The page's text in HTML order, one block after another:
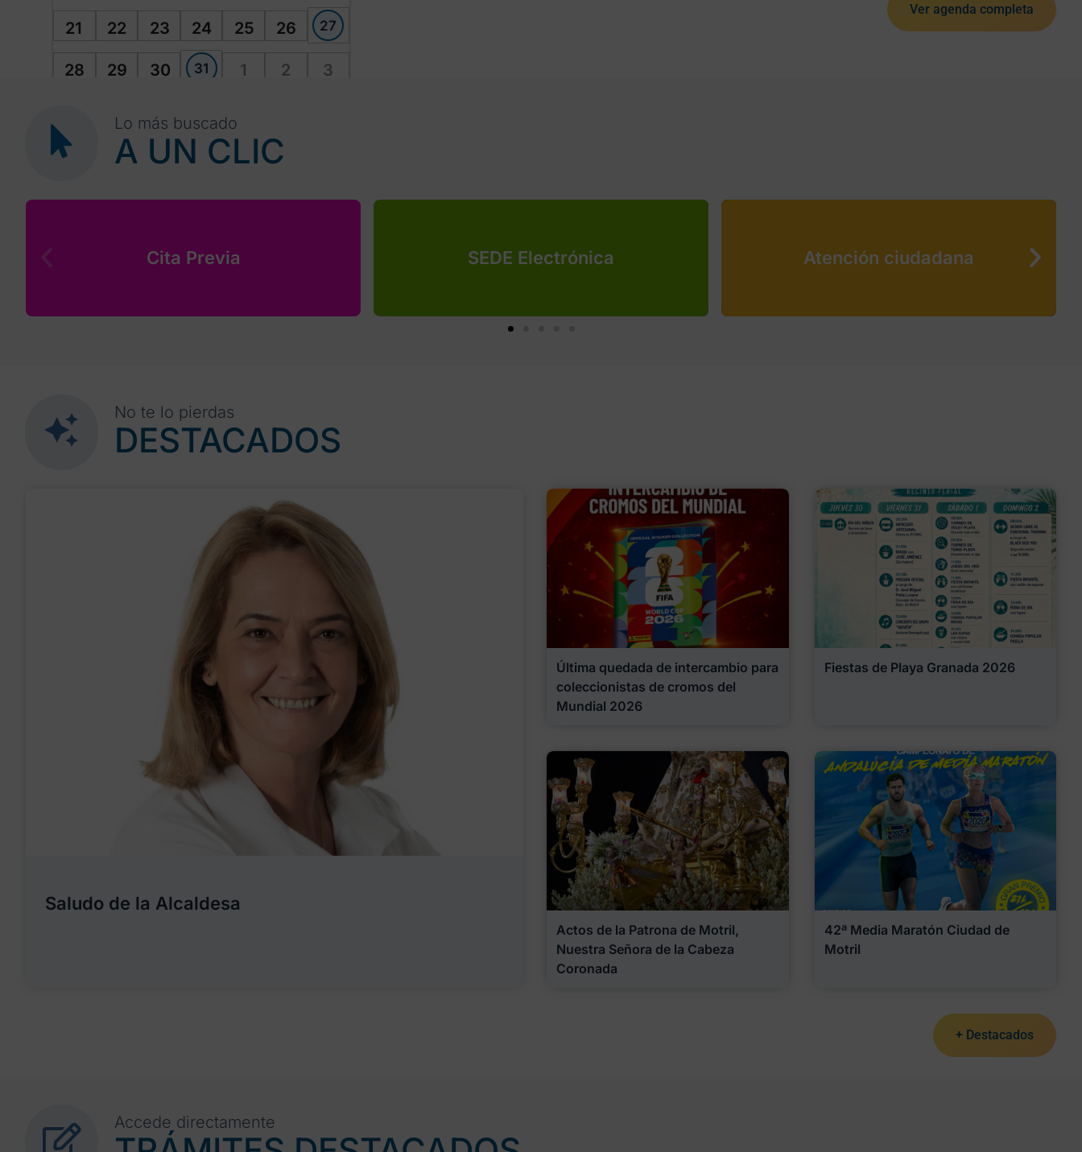
21 22 23 24 25 26 27
28 29 30 31 1 2 3
Ver agenda completa
Lo más buscado
A UN CLIC
Cita Previa SEDE Electrónica Atención ciudadana
No te lo pierdas
DESTACADOS
Saludo de la Alcaldesa
Última quedada de intercambio para
coleccionistas de cromos del
Mundial 2026
Fiestas de Playa Granada 2026
Actos de la Patrona de Motril,
Nuestra Señora de la Cabeza
Coronada
42ª Media Maratón Ciudad de
Motril
+ Destacados
Accede directamente